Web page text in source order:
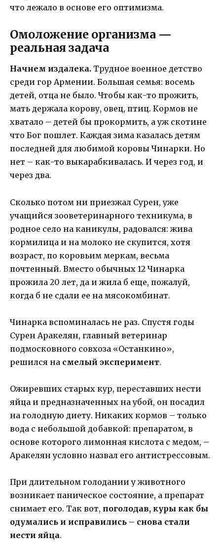
что лежало в основе его оптимизма.
Омоложение организма —
реальная задача
Начнем издалека. Трудное военное детство
среди гор Армении. Большая семья: восемь
детей, отца не было. Чтобы как-то прожить,
мать держала корову, овец, птиц. Кормов не
хватало – детей бы прокормить, а уж скотине
что Бог пошлет. Каждая зима казалась детям
последней для любимой коровы Чинарки. Но
нет – как-то выкарабкивалась. И через год, и
через два.
Сколько потом ни приезжал Сурен, уже
учащийся зооветеринарного техникума, в
родное село на каникулы, радовался: жива
кормилица и на молоко не скупится, хотя
возраст, по коровьим меркам, весьма
почтенный. Вместо обычных 12 Чинарка
прожила 20 лет, да и жила б еще, пожалуй,
когда б не сдали ее на мясокомбинат.
Чинарка вспоминалась не раз. Спустя годы
Сурен Аракелян, главный ветеринар
подмосковного совхоза «Останкино»,
решился на смелый эксперимент.
Ожиревших старых кур, переставших нести
яйца и предназначенных на убой, он посадил
на голодную диету. Никаких кормов – только
вода с небольшой добавкой: препаратом, в
основе которого лимонная кислота с медом, –
Аракелян условно назвал его антистрессовым.
При длительном голодании у животного
возникает паническое состояние, а препарат
снимает его. Так вот, поголодав, куры как бы
одумались и исправились – снова стали
нести яйца.